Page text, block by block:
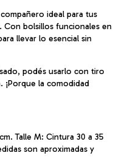
ideal para tus
Con bolsillos funcionales en
llevar lo esencial sin
podés usarlo con tiro
la comodidad
Talle M: Cintura 30 a 35
son aproximadas y